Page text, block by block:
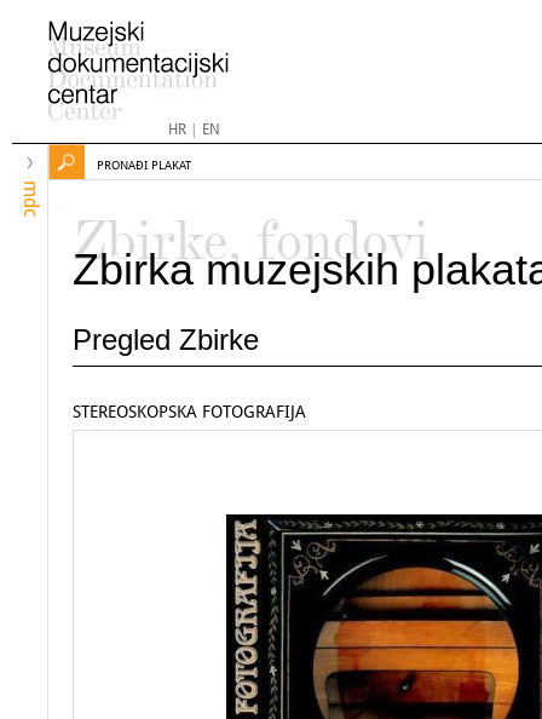
HR| EN
mdc
PRONAĐI PLAKAT
Zbirke, fondovi
Zbirka muzejskih
Pregled Zbirke
STEREOSKOPSKA FOTOGRAFIJA